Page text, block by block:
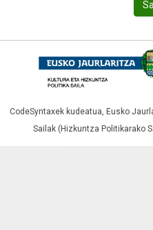
CodeSyntaxek kudeatua, Eusko
Sailak (Hizkuntza Politikarako